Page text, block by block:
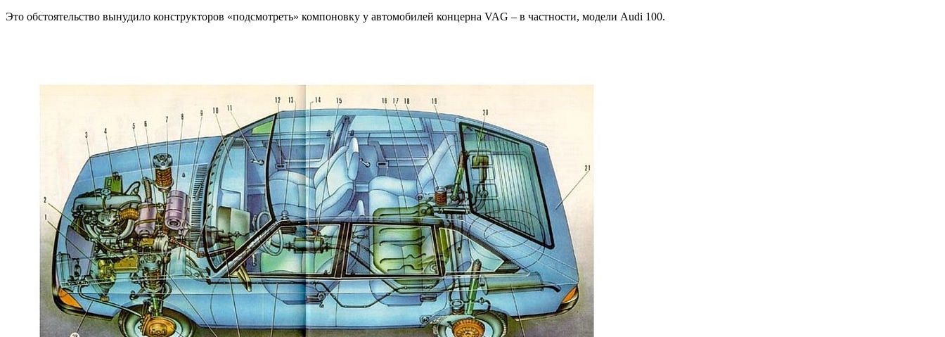
Это обстоятельство вынудило конструкторов «подсмотреть» компоновку у автомобилей концерна VAG – в частности, модели Audi 100.